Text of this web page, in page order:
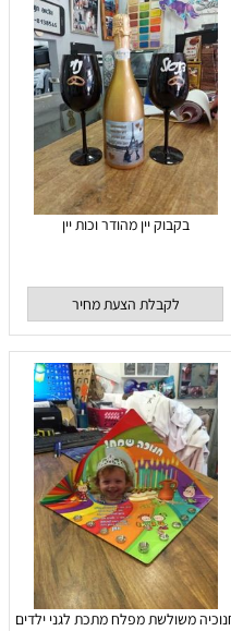
בקבוק יין מהודר וכות יין
לקבלת הצעת מחיר
משולשת מפלח מתכת לגני ילדים